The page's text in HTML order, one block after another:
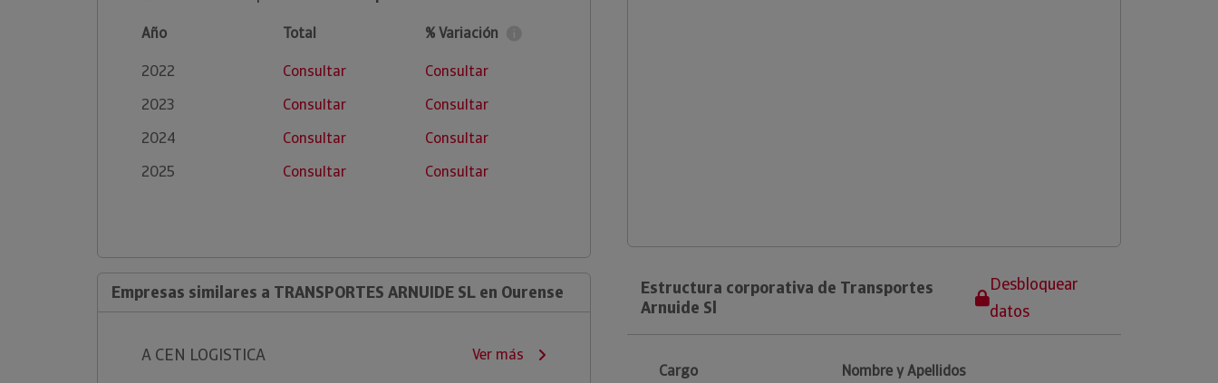
Año Total
% Variación
2022
Consultar
Consultar
2023
Consultar
Consultar
2024
Consultar
Consultar
2025
Consultar Consultar
Empresas similares a TRANSPORTES ARNUIDE SL en Ourense
A CEN LOGISTICA Ver más
Estructura corporativa de Transportes
Arnuide Sl
Desbloquear
datos
Cargo Nombre y Apellidos